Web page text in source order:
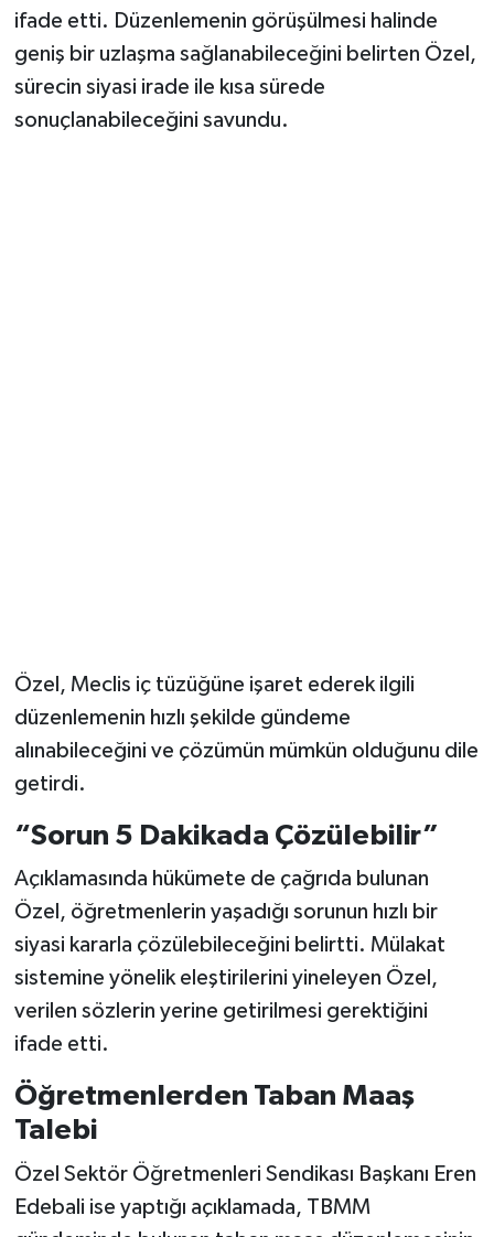
ifade etti. Düzenlemenin görüşülmesi halinde
geniş bir uzlaşma sağlanabileceğini belirten Özel,
sürecin siyasi irade ile kısa sürede
sonuçlanabileceğini savundu.
Özel, Meclis iç tüzüğüne işaret ederek ilgili
düzenlemenin hızlı şekilde gündeme
alınabileceğini ve çözümün mümkün olduğunu dile
getirdi.
“Sorun 5 Dakikada Çözülebilir”
Açıklamasında hükümete de çağrıda bulunan
Özel, öğretmenlerin yaşadığı sorunun hızlı bir
siyasi kararla çözülebileceğini belirtti. Mülakat
sistemine yönelik eleştirilerini yineleyen Özel,
verilen sözlerin yerine getirilmesi gerektiğini
ifade etti.
Öğretmenlerden Taban Maaş
Talebi
Özel Sektör Öğretmenleri Sendikası Başkanı Eren
Edebali ise yaptığı açıklamada, TBMM